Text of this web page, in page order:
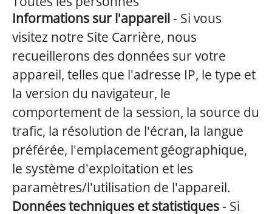
Informations sur l'appareil- Si vous
visitez notre Site Carrière, nous
recueillerons des données sur votre
appareil, telles que l'adresse IP, le type et
la version du navigateur, le
comportement de la session, la source du
trafic, la résolution de l'écran, la langue
préférée, l'emplacement géographique,
le système d'exploitation et les
paramètres/l'utilisation de l'appareil.
Données techniques et statistiques- Si